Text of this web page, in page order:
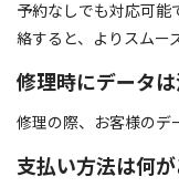
予約なしでも対応可
絡すると、よりスムー
修理時にデータ
修理の際、お客様のデ
支払い方法は何